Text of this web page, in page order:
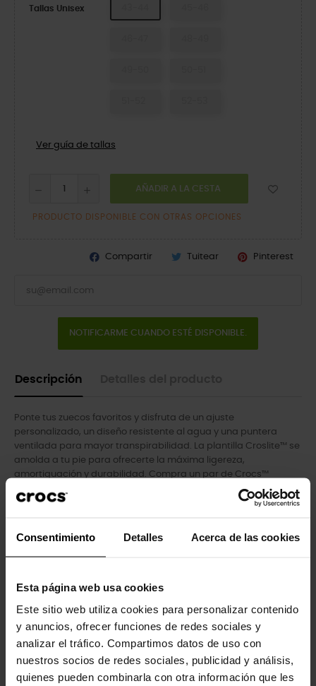
Consentimiento Detalles Acerca de las cookies
Esta página web usa cookies
Este sitio web utiliza cookies para personalizar contenido
y anuncios, ofrecer funciones de redes sociales y
analizar el tráfico. Compartimos datos de uso con
nuestros socios de redes sociales, publicidad y análisis,
quienes pueden combinarla con otra información que les
Tallas Unisex
Ver guía de tallas
AÑADIR A LA CESTA
PRODUCTO DISPONIBLE CON OTRAS OPCIONES
Compartir Tuitear Pinterest
NOTIFICARME CUANDO ESTÉ DISPONIBLE.
Descripción
Ponte tus zuecos favoritos y disfruta de un ajuste
personalizado, un diseño resistente al agua y una puntera
ventilada para mayor transpirabilidad. La plantilla Croslite™ se
amolda a tu pie para ofrecerte la máxima ligereza,
amortiguación y durabilidad. Compra un par de Crocs™
Classic, el calzado perfecto para cualquier ocasión.
- Material Croslite™ totalmente moldeado para ofrecer la
comodidad característica de Crocs.
- Fáciles de limpiar y de secar.
- Perfectas para el agua y flotantes, sólo pesan unos gramos.
- Añádele tu toque personal con nuestros Jibbitz™.